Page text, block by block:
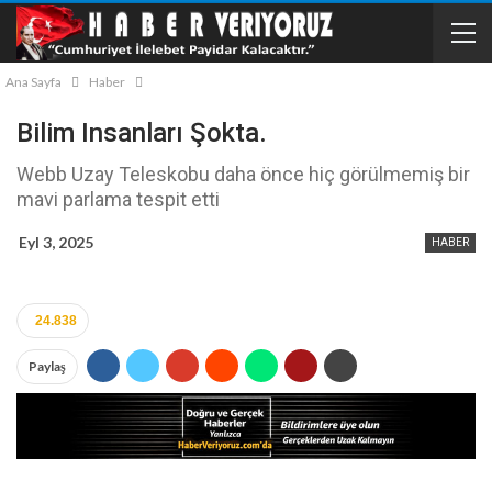
Ana Sayfa Haber
Bilim Insanları Şokta.
Webb Uzay Teleskobu daha önce hiç görülmemiş bir
mavi parlama tespit etti
HABER
Eyl 3, 2025
24.838
Paylaş